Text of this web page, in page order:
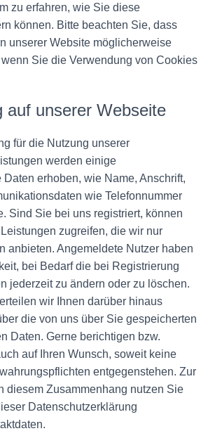
zu erfahren, wie Sie diese
können. Bitte beachten Sie, dass
unserer Website möglicherweise
Sie die Verwendung von Cookies
auf unserer Webseite
für die Nutzung unserer
werden einige
erhoben, wie Name, Anschrift,
wie Telefonnummer
Sind Sie bei uns registriert, können
zugreifen, die wir nur
anbieten. Angemeldete Nutzer haben
bei Bedarf die bei Registrierung
jederzeit zu ändern oder zu löschen.
wir Ihnen darüber hinaus
die von uns über Sie gespeicherten
Daten. Gerne berichtigen bzw.
auf Ihren Wunsch, soweit keine
entgegenstehen. Zur
diesem Zusammenhang nutzen Sie
Datenschutzerklärung